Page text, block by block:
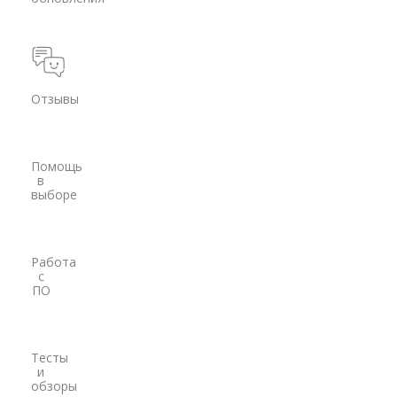
PrinCe
Трассоискатели
Radiodetection
Программы
PrinCe
Отзывы
Помощь
в
выборе
Работа
с
ПО
Тесты
и
обзоры